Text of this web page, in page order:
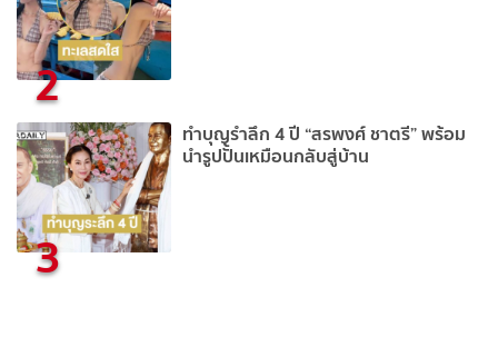
2
3
ทำบุญรำลึก 4 ปี “สรพงศ์ ชาตรี” พร้อม
นำรูปปั้นเหมือนกลับสู่บ้าน